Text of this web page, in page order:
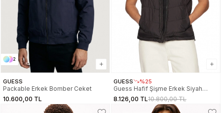
2
GUESS
Packable Erkek Bomber Ceket
10.600,00 TL
GUESS %25
Guess Hafif Şişme Erkek Siyah
Yelek M5RN21WCQA2-JBLK
8.126,00 TL10.800,00 TL